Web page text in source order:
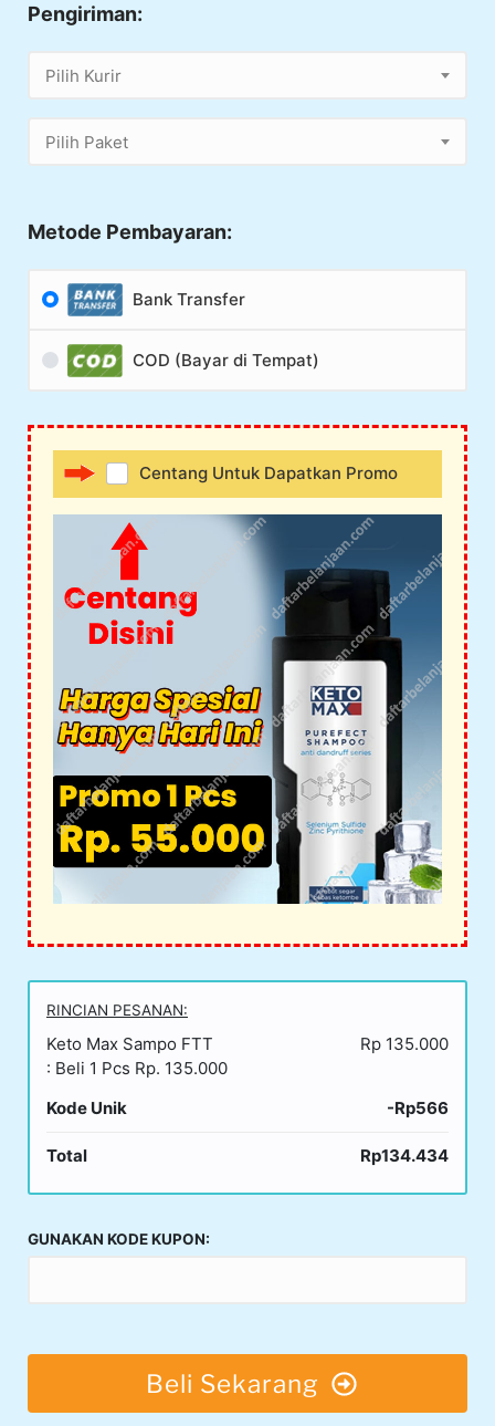
Pengiriman:
Pilih Kurir
Pilih Paket
Metode Pembayaran:
Bank Transfer
COD (Bayar di Tempat)
Centang Untuk Dapatkan Promo
RINCIAN PESANAN:
Keto Max Sampo FTT
: Beli 1 Pcs Rp. 135.000
Rp 135.000
Kode Unik -Rp566
Total Rp134.434
GUNAKAN KODE KUPON:
Beli Sekarang